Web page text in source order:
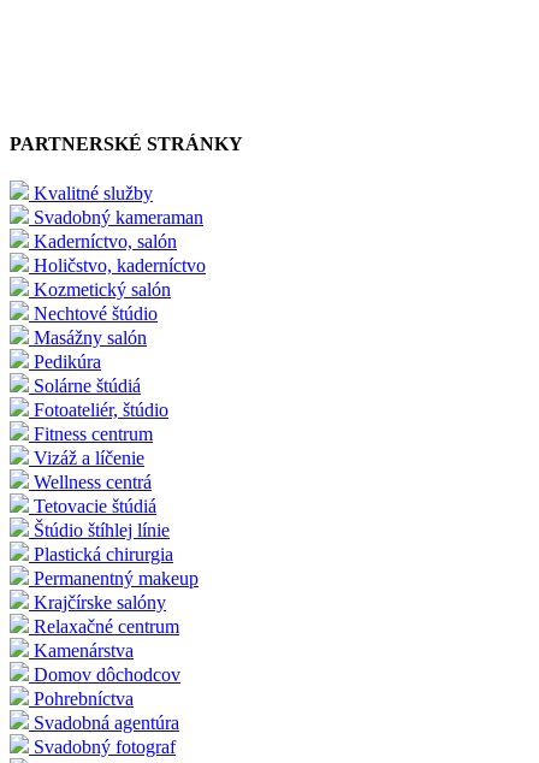
PARTNERSKÉ STRÁNKY
Kvalitné služby
Svadobný kameraman
Kaderníctvo, salón
Holičstvo, kaderníctvo
Kozmetický salón
Nechtové štúdio
Masážny salón
Pedikúra
Solárne štúdiá
Fotoateliér, štúdio
Fitness centrum
Vizáž a líčenie
Wellness centrá
Tetovacie štúdiá
Štúdio štíhlej línie
Plastická chirurgia
Permanentný makeup
Krajčírske salóny
Relaxačné centrum
Kamenárstva
Domov dôchodcov
Pohrebníctva
Svadobná agentúra
Svadobný fotograf